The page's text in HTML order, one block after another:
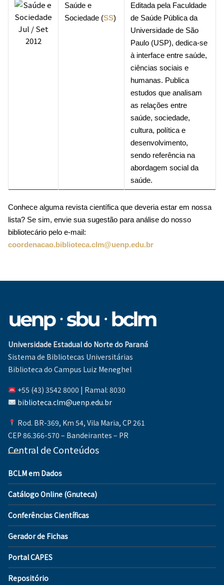
Saúde e
Sociedade (SS)
Editada pela Faculdade
de Saúde Pública da
Universidade de São
Paulo (USP), dedica-se
à interface entre saúde,
ciências sociais e
humanas. Publica
estudos que analisam
as relações entre
saúde, sociedade,
cultura, política e
desenvolvimento,
sendo referência na
abordagem social da
saúde.
Conhece alguma revista científica que deveria estar em nossa
lista? Se sim, envie sua sugestão para análise do nosso
bibliotecário pelo e-mail:
coordenacao.biblioteca.clm@uenp.edu.br
Universidade Estadual do Norte do Paraná
Sistema de Bibliotecas Universitárias
Biblioteca do Campus Luiz Meneghel
+55 (43) 3542 8000 | Ramal: 8030
biblioteca.clm@uenp.edu.br
Rod. BR-369, Km 54, Vila Maria, CP 261
CEP 86.366-570 – Bandeirantes – PR
Central de Conteúdos
BCLM em Dados
Catálogo Online (Gnuteca)
Conferências Científicas
Gerador de Fichas
Portal CAPES
Repositório